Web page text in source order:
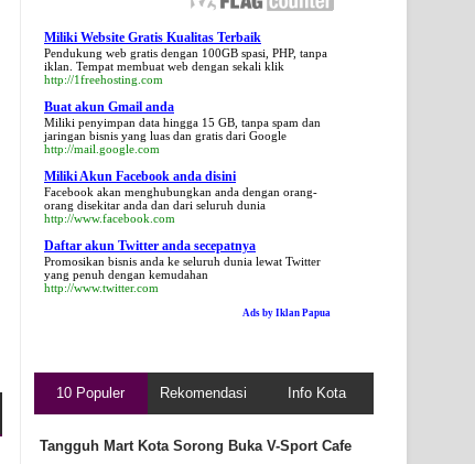
Miliki Website Gratis Kualitas Terbaik
Pendukung web gratis dengan 100GB spasi, PHP, tanpa
iklan. Tempat membuat web dengan sekali klik
http://1freehosting.com
Buat akun Gmail anda
Miliki penyimpan data hingga 15 GB, tanpa spam dan
jaringan bisnis yang luas dan gratis dari Google
http://mail.google.com
Miliki Akun Facebook anda disini
Facebook akan menghubungkan anda dengan orang-
orang disekitar anda dan dari seluruh dunia
http://www.facebook.com
Daftar akun Twitter anda secepatnya
Promosikan bisnis anda ke seluruh dunia lewat Twitter
yang penuh dengan kemudahan
http://www.twitter.com
Ads by Iklan Papua
10 Populer Rekomendasi Info Kota
Tangguh Mart Kota Sorong Buka V-Sport Cafe